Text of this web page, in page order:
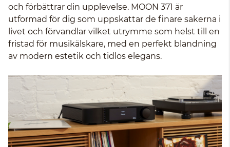
och förbättrar din upplevelse. MOON 371 är
utformad för dig som uppskattar de finare sakerna i
livet och förvandlar vilket utrymme som helst till en
fristad för musikälskare, med en perfekt blandning
av modern estetik och tidlös elegans.